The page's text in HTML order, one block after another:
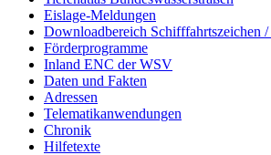
Eis­la­ge-​Mel­dun­gen
Dow­n­load­be­reich Schiff­fahrts­zei­chen
För­der­pro­gram­me
In­land ENC der WSV
Da­ten und Fak­ten
Adres­sen
Te­le­ma­ti­kan­wen­dun­gen
Chro­nik
Hil­fe­tex­te